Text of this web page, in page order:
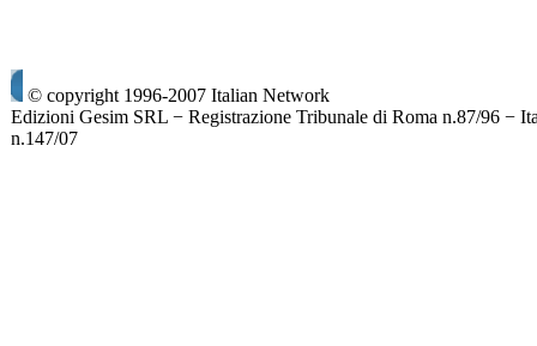
© copyright 1996-2007 Italian Network
Edizioni Gesim SRL − Registrazione Tribunale di Roma n.87/96 −
n.147/07